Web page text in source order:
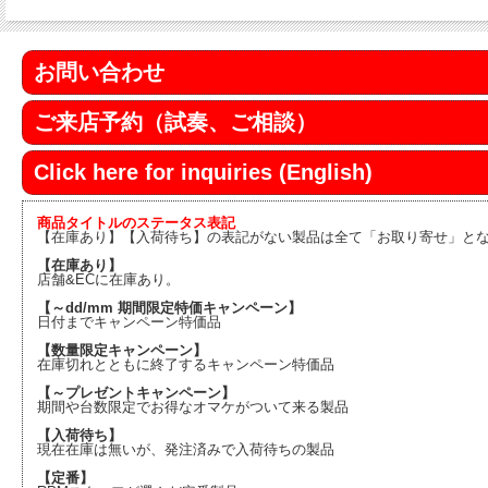
お問い合わせ
ご来店予約（試奏、ご相談）
Click here for inquiries (English)
商品タイトルのステータス表記
【在庫あり】【入荷待ち】の表記がない製品は全て「お取り寄せ」とな
【在庫あり】
店舗&ECに在庫あり。
【～dd/mm 期間限定特価キャンペーン】
日付までキャンペーン特価品
【数量限定キャンペーン】
在庫切れとともに終了するキャンペーン特価品
【～プレゼントキャンペーン】
期間や台数限定でお得なオマケがついて来る製品
【入荷待ち】
現在在庫は無いが、発注済みで入荷待ちの製品
【定番】